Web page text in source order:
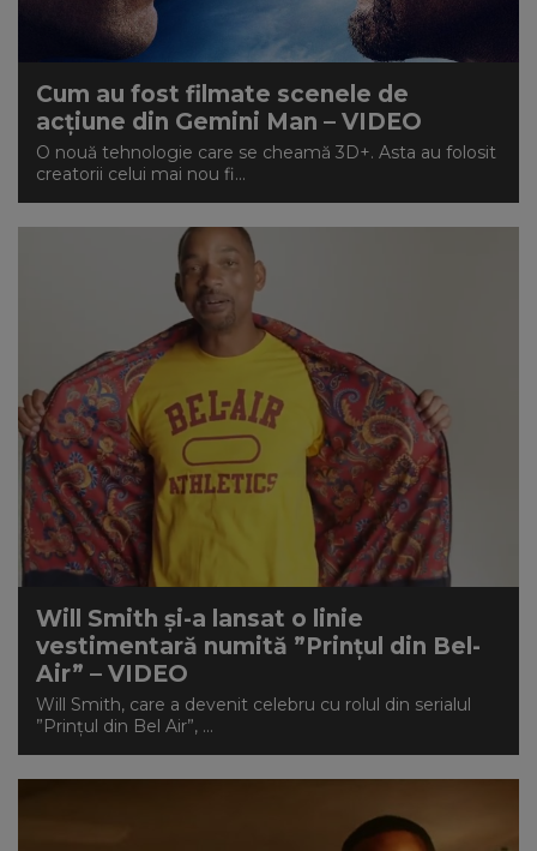
Cum au fost filmate scenele de
acțiune din Gemini Man – VIDEO
O nouă tehnologie care se cheamă 3D+. Asta au folosit
creatorii celui mai nou fi...
Will Smith și-a lansat o linie
vestimentară numită ”Prințul din Bel-
Air” – VIDEO
Will Smith, care a devenit celebru cu rolul din serialul
”Prințul din Bel Air”, ...